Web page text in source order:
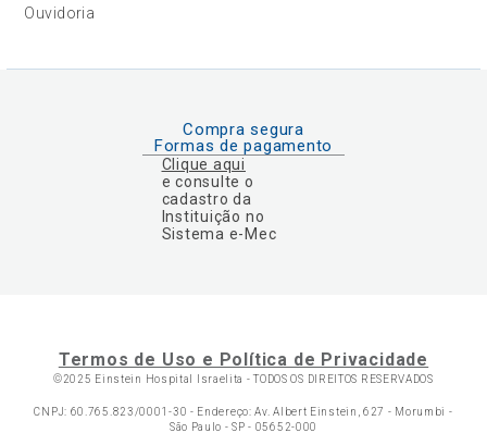
Ouvidoria
Compra segura
Formas de pagamento
Clique aqui
e consulte o
cadastro da
Instituição no
Sistema e-Mec
Termos de Uso e Política de Privacidade
©2025 Einstein Hospital Israelita -TODOS OS DIREITOS RESERVADOS
CNPJ: 60.765.823/0001-30 - Endereço: Av. Albert Einstein, 627 - Morumbi -
São Paulo - SP - 05652-000